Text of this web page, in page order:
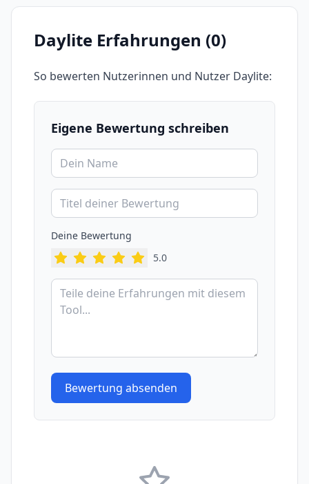
Daylite Erfahrungen (0)
So bewerten Nutzerinnen und Nutzer Daylite:
Eigene Bewertung schreiben
Deine Bewertung
5.0
Bewertung absenden